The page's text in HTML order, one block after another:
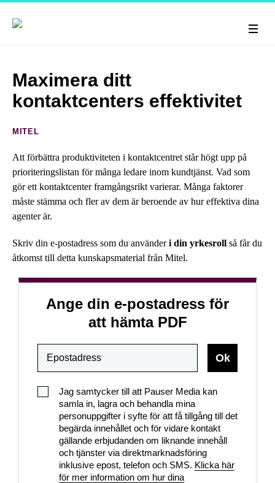
Maximera ditt
kontaktcenters effektivitet
MITEL
Att förbättra produktiviteten i kontaktcentret står högt upp på
prioriteringslistan för många ledare inom kundtjänst. Vad som
gör ett kontaktcenter framgångsrikt varierar. Många faktorer
måste stämma och fler av dem är beroende av hur effektiva dina
agenter är.
Skriv din e-postadress som du använderi din yrkesroll så får du
åtkomst till detta kunskapsmaterial från Mitel.
Ange din e-postadress för
att hämta PDF
Jag samtycker till att Pauser Media kan
samla in, lagra och behandla mina
personuppgifter i syfte för att få tillgång till det
begärda innehållet och för vidare kontakt
gällande erbjudanden om liknande innehåll
och tjänster via direktmarknadsföring
inklusive epost, telefon och SMS. Klicka här
för mer information om hur dina